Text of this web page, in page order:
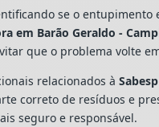
se o
em Barão Geraldo -
que o problema volte
relacionados àSabesp
correto de resíduos e
seguro e responsável.